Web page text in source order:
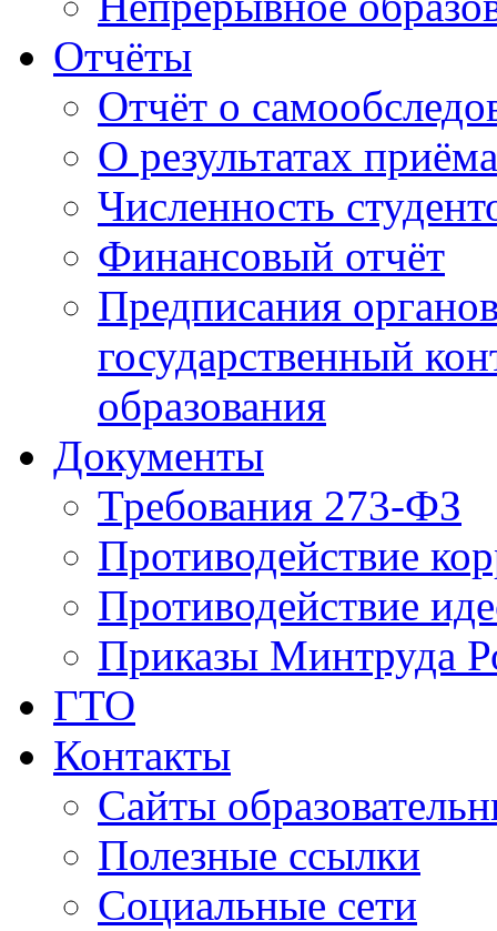
Отчёты
Отчёт о
О результатах приёма
Численность
Финансовый отчёт
Предписания
государственный
образования
Документы
Требования 273-ФЗ
Противодействие
Противодействие
Приказы Минтруда
ГТО
Контакты
Сайты
Полезные ссылки
Социальные сети